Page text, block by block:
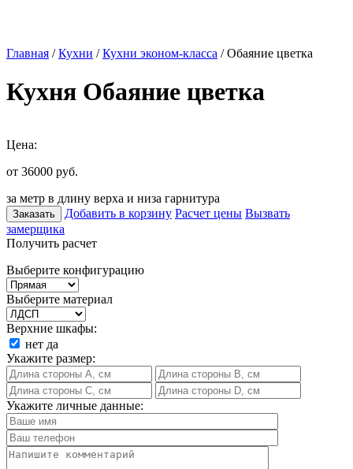
Главная /Кухни /Кухни эконом-класса / Обаяние цветка
Кухня Обаяние цветка
Цена:
от 36000 руб.
за метр в длину верха и низа гарнитура
Заказать Добавить в корзину Расчет цены Вызвать
замерщика
Получить расчет
Выберите конфигурацию
Выберите материал
Верхние шкафы:
нет да
Укажите размер:
Укажите личные данные: